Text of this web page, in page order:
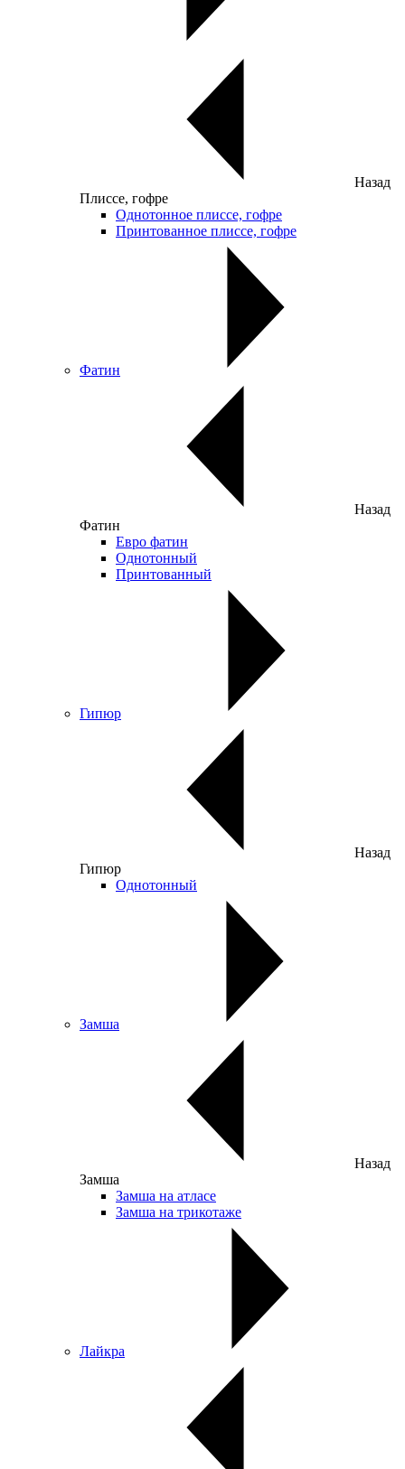
Назад
Плиссе, гофре
Однотонное плиссе, гофре
Принтованное плиссе, гофре
Фатин
Назад
Фатин
Евро фатин
Однотонный
Принтованный
Гипюр
Назад
Гипюр
Однотонный
Замша
Назад
Замша
Замша на атласе
Замша на трикотаже
Лайкра